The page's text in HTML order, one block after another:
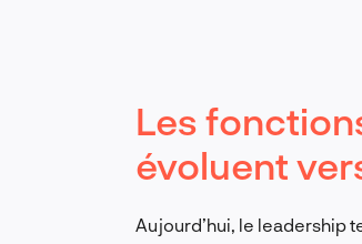
Les
évoluent
Aujourd’hui, le leadership